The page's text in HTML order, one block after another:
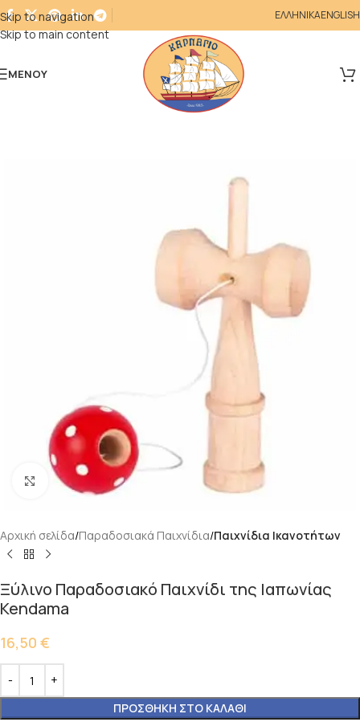
Skip to navigation
Skip to main content
ΕΛΛΗΝΙΚΑENGLISH
ΜΕΝΟΎ
Κάντε κλικ για μεγέθυνση
Αρχική σελίδα Παραδοσιακά Παιχνίδια Παιχνίδια Ικανοτήτων
Ξύλινο Παραδοσιακό Παιχνίδι της Ιαπωνίας
Kendama
16,50 €
ΠΡΟΣΘΉΚΗ ΣΤΟ ΚΑΛΆΘΙ